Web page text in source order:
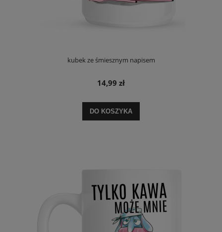
kubek ze śmiesznym napisem
14,99 zł
DO KOSZYKA